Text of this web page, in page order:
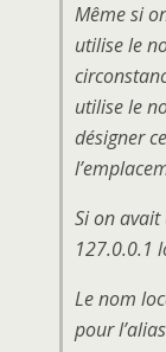
Même si
utilise le
utilise le
désigner
Si on
127.0.0.1
Le nom
pour